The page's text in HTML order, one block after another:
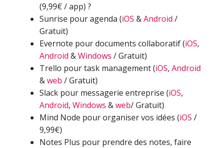
(9,99€ / app) ?
Sunrise pour agenda (iOS &Android /
Gratuit)
Evernote pour documents collaboratif (iOS,
Android &Windows / Gratuit)
Trello pour task management (iOS, Android
&web / Gratuit)
Slack pour messagerie entreprise (iOS,
Android, Windows &web/ Gratuit)
Mind Node pour organiser vos idées (iOS /
9,99€)
Notes Plus pour prendre des notes, faire